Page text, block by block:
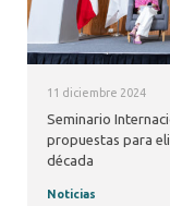
11 diciembre 2024
Seminario
propuestas para
década
Noticias